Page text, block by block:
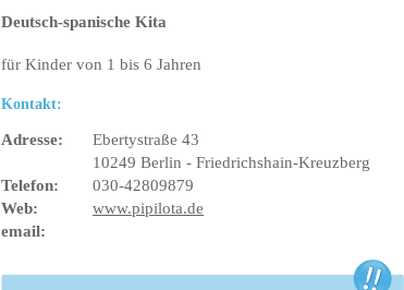
Deutsch-spanische Kita
für Kinder von 1 bis 6 Jahren
Kontakt:
Adresse:
Ebertystraße 43
10249 Berlin - Friedrichshain-Kreuzberg
Telefon:
030-42809879
Web:
www.pipilota.de
email: